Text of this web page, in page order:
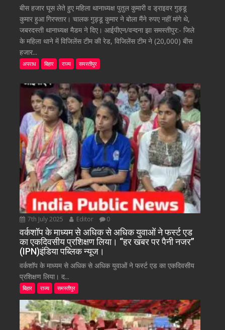
बीस हजार घूस लेते हुए महिला थानाध्यक्ष पुतुल कुमारी व ड्राइवर गुड्डू
कुमार हुआ गिरफ्तार। चालक गुड्डू कुमार ने बोला मैंने रुपए नहीं मांगे थे,
जबरदस्ती थानाध्यक्ष मैडम ने दिए। आईपीएन/वन्दना झा समस्तीपुर:- जिले
के महिला थाने में विजिलेंस टीम की रेड, विजिलेंस टीम ने (20,000) बीस
हजार...
अपराध बिहार राज्य समस्तीपुर
7th July 2025 Editor 0
वर्कशॉप के माध्यम से अधिक से अधिक युवाओं ने फर्स्ट एड
का एकदिवसीय प्रशिक्षण लिया। “हर खबर पर पैनी नजर”
(IPN)इंडिया पब्लिक न्यूज।
वर्कशॉप के माध्यम से अधिक से अधिक युवाओं ने फर्स्ट एड का एकदिवसीय
प्रशिक्षण लिया। द...
बिहार राज्य समस्तीपुर